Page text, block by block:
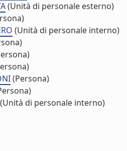
(Unità di personale esterno)
(Unità di personale interno)
(Persona)
(Unità di personale interno)